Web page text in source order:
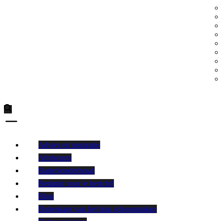
Advies en inspiratie
Afrekenen
Batterijonderhoud
Bedankt voor je bericht!
Blog
Buitenkant van het huis schoonmaken